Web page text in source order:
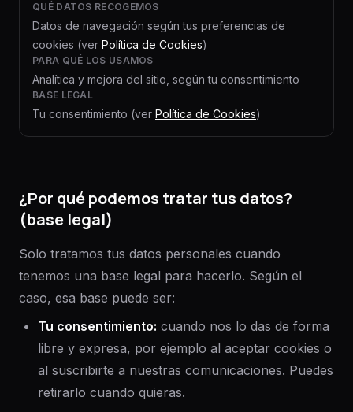
QUÉ DATOS RECOGEMOS
Datos de navegación según tus preferencias de
cookies (ver Política de Cookies)
PARA QUÉ LOS USAMOS
Analítica y mejora del sitio, según tu consentimiento
BASE LEGAL
Tu consentimiento (ver Política de Cookies)
¿Por qué podemos tratar tus datos?
(base legal)
Solo tratamos tus datos personales cuando
tenemos una base legal para hacerlo. Según el
caso, esa base puede ser:
Tu consentimiento: cuando nos lo das de forma
libre y expresa, por ejemplo al aceptar cookies o
al suscribirte a nuestras comunicaciones. Puedes
retirarlo cuando quieras.